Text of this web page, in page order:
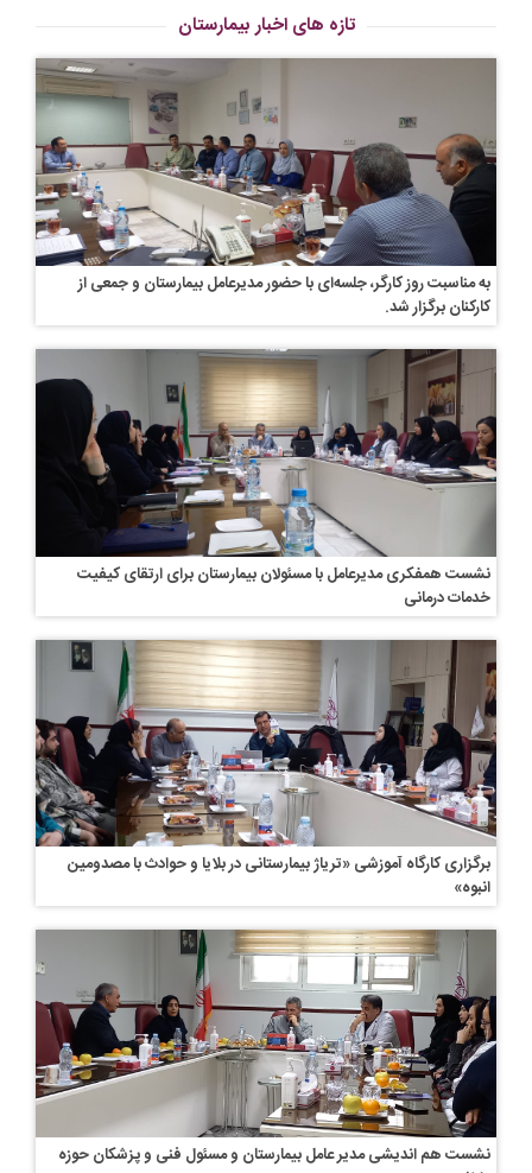
تازه های اخبار بیمارستان
به مناسبت روز کارگر، جلسه‌ای با حضور مدیرعامل بیمارستان و جمعی از
کارکنان برگزار شد.
نشست همفکری مدیرعامل با مسئولان بیمارستان برای ارتقای کیفیت
خدمات درمانی
برگزاری کارگاه آموزشی «تریاژ بیمارستانی در بلایا و حوادث با مصدومین
انبوه»
نشست هم اندیشی مدیر عامل بیمارستان و مسئول فنی و پزشکان حوزه